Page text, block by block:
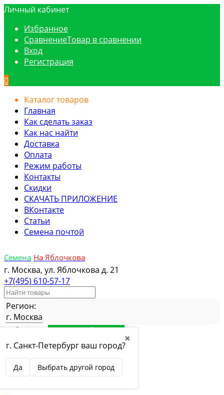
Личный кабинет
Избранное
СравнениеТовар в сравнении
Вход
Регистрация
0
Каталог товаров
Главная
Как сделать заказ
Как нас найти
Доставка
Оплата
Режим работы
Контакты
Скидки
СКАЧАТЬ ПРИЛОЖЕНИЕ
ВКонтакте
Статьи
Семена почтой
Семена На Яблочкова
г. Москва, ул. Яблочкова д. 21
+7(495) 610-57-17
Регион:
г. Москва
✖
г. Санкт-Петербург ваш город?
Да Выбрать другой город
Избранное Товар в избранном
СравнениеТовар в сравнении
Вход
Вход